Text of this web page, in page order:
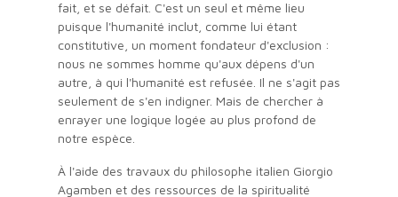
fait, et se défait. C'est un seul et même lieu
puisque l'humanité inclut, comme lui étant
constitutive, un moment fondateur d'exclusion :
nous ne sommes homme qu'aux dépens d'un
autre, à qui l'humanité est refusée. Il ne s'agit pas
seulement de s'en indigner. Mais de chercher à
enrayer une logique logée au plus profond de
notre espèce.
À l'aide des travaux du philosophe italien Giorgio
Agamben et des ressources de la spiritualité